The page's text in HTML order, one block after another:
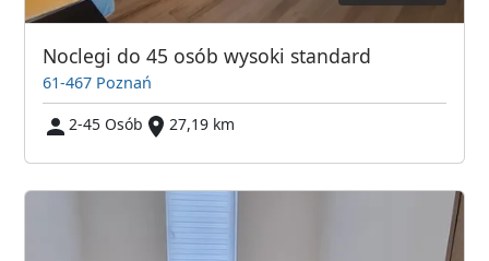
Noclegi do 45 osób wysoki standard
61-467 Poznań
2-45 Osób
27,19 km